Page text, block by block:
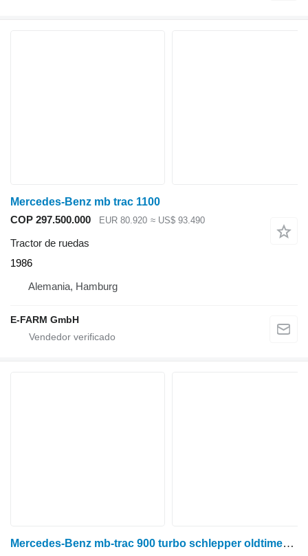
Mercedes-Benz mb trac 1100
COP 297.500.000
EUR 80.920 ≈ US$ 93.490
Tractor de ruedas
1986
Alemania, Hamburg
E-FARM GmbH
Mercedes-Benz mb-trac 900 turbo schlepper oldtimer traktor